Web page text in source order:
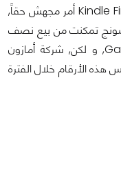
بيع حوالي خمسة مليون نسخة من جهاز Kindle Fire أمر مجهش حقاً,
تمكنت من بيع نصف
مليون نسخة فقط من أجهزة Galaxy Tab, و لكن, شركة أمازون
الأرقام خلال الفترة